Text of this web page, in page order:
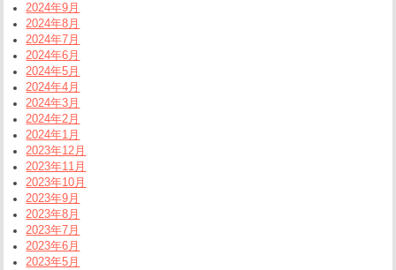
2024年9月
2024年8月
2024年7月
2024年6月
2024年5月
2024年4月
2024年3月
2024年2月
2024年1月
2023年12月
2023年11月
2023年10月
2023年9月
2023年8月
2023年7月
2023年6月
2023年5月